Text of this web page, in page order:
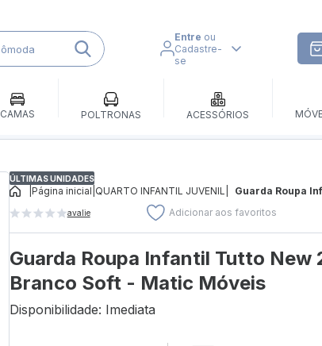
Entre ou
Cadastre-
se
CAMAS POLTRONAS ACESSÓRIOS
ÚLTIMAS UNIDADES
Página inicial QUARTO INFANTIL JUVENIL Guarda Roupa
avalie Adicionar aos favoritos
Guarda Roupa Infantil Tutto New
Branco Soft - Matic Móveis
Disponibilidade: Imediata